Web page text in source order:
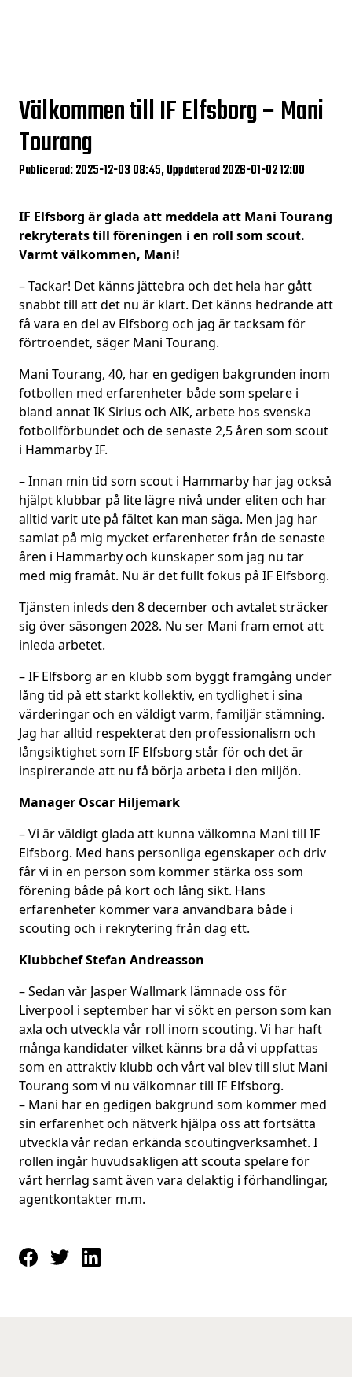
Välkommen till IF Elfsborg – Mani
Tourang
Publicerad: 2025-12-03 08:45, Uppdaterad 2026-01-02 12:00
IF Elfsborg är glada att meddela att Mani Tourang
rekryterats till föreningen i en roll som scout.
Varmt välkommen, Mani!
– Tackar! Det känns jättebra och det hela har gått
snabbt till att det nu är klart. Det känns hedrande att
få vara en del av Elfsborg och jag är tacksam för
förtroendet, säger Mani Tourang.
Mani Tourang, 40, har en gedigen bakgrunden inom
fotbollen med erfarenheter både som spelare i
bland annat IK Sirius och AIK, arbete hos svenska
fotbollförbundet och de senaste 2,5 åren som scout
i Hammarby IF.
– Innan min tid som scout i Hammarby har jag också
hjälpt klubbar på lite lägre nivå under eliten och har
alltid varit ute på fältet kan man säga. Men jag har
samlat på mig mycket erfarenheter från de senaste
åren i Hammarby och kunskaper som jag nu tar
med mig framåt. Nu är det fullt fokus på IF Elfsborg.
Tjänsten inleds den 8 december och avtalet sträcker
sig över säsongen 2028. Nu ser Mani fram emot att
inleda arbetet.
– IF Elfsborg är en klubb som byggt framgång under
lång tid på ett starkt kollektiv, en tydlighet i sina
värderingar och en väldigt varm, familjär stämning.
Jag har alltid respekterat den professionalism och
långsiktighet som IF Elfsborg står för och det är
inspirerande att nu få börja arbeta i den miljön.
Manager Oscar Hiljemark
– Vi är väldigt glada att kunna välkomna Mani till IF
Elfsborg. Med hans personliga egenskaper och driv
får vi in en person som kommer stärka oss som
förening både på kort och lång sikt. Hans
erfarenheter kommer vara användbara både i
scouting och i rekrytering från dag ett.
Klubbchef Stefan Andreasson
– Sedan vår Jasper Wallmark lämnade oss för
Liverpool i september har vi sökt en person som kan
axla och utveckla vår roll inom scouting. Vi har haft
många kandidater vilket känns bra då vi uppfattas
som en attraktiv klubb och vårt val blev till slut Mani
Tourang som vi nu välkomnar till IF Elfsborg.
– Mani har en gedigen bakgrund som kommer med
sin erfarenhet och nätverk hjälpa oss att fortsätta
utveckla vår redan erkända scoutingverksamhet. I
rollen ingår huvudsakligen att scouta spelare för
vårt herrlag samt även vara delaktig i förhandlingar,
agentkontakter m.m.